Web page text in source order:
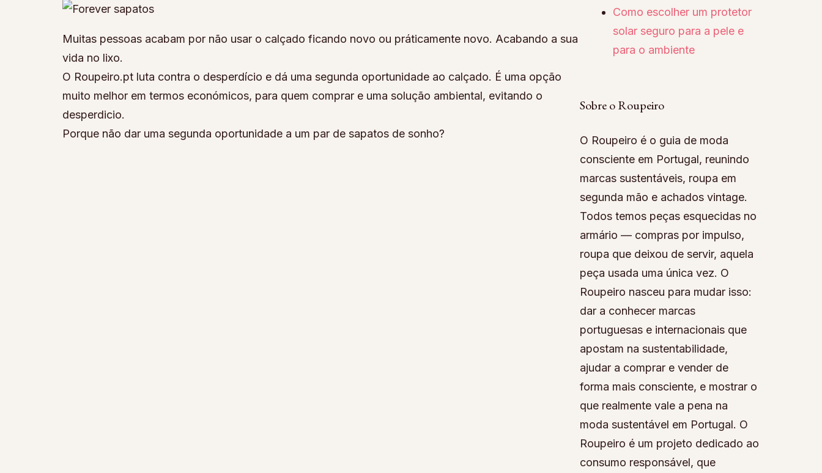
Muitas pessoas acabam por não usar o calçado ficando novo ou práticamente novo. Acabando a sua
vida no lixo.
O Roupeiro.pt luta contra o desperdício e dá uma segunda oportunidade ao calçado. É uma opção
muito melhor em termos económicos, para quem comprar e uma solução ambiental, evitando o
desperdicio.
Porque não dar uma segunda oportunidade a um par de sapatos de sonho?
Como escolher um protetor
solar seguro para a pele e
para o ambiente
Sobre o Roupeiro
O Roupeiro é o guia de moda
consciente em Portugal, reunindo
marcas sustentáveis, roupa em
segunda mão e achados vintage.
Todos temos peças esquecidas no
armário — compras por impulso,
roupa que deixou de servir, aquela
peça usada uma única vez. O
Roupeiro nasceu para mudar isso:
dar a conhecer marcas
portuguesas e internacionais que
apostam na sustentabilidade,
ajudar a comprar e vender de
forma mais consciente, e mostrar o
que realmente vale a pena na
moda sustentável em Portugal. O
Roupeiro é um projeto dedicado ao
consumo responsável, que